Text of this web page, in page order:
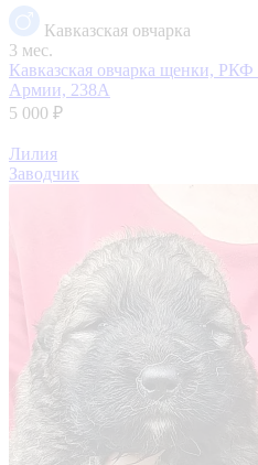
Кавказская овчарка
3 мес.
Кавказская овчарка щенки, РКФ
Армии, 238А
5 000 ₽
Лилия
Заводчик